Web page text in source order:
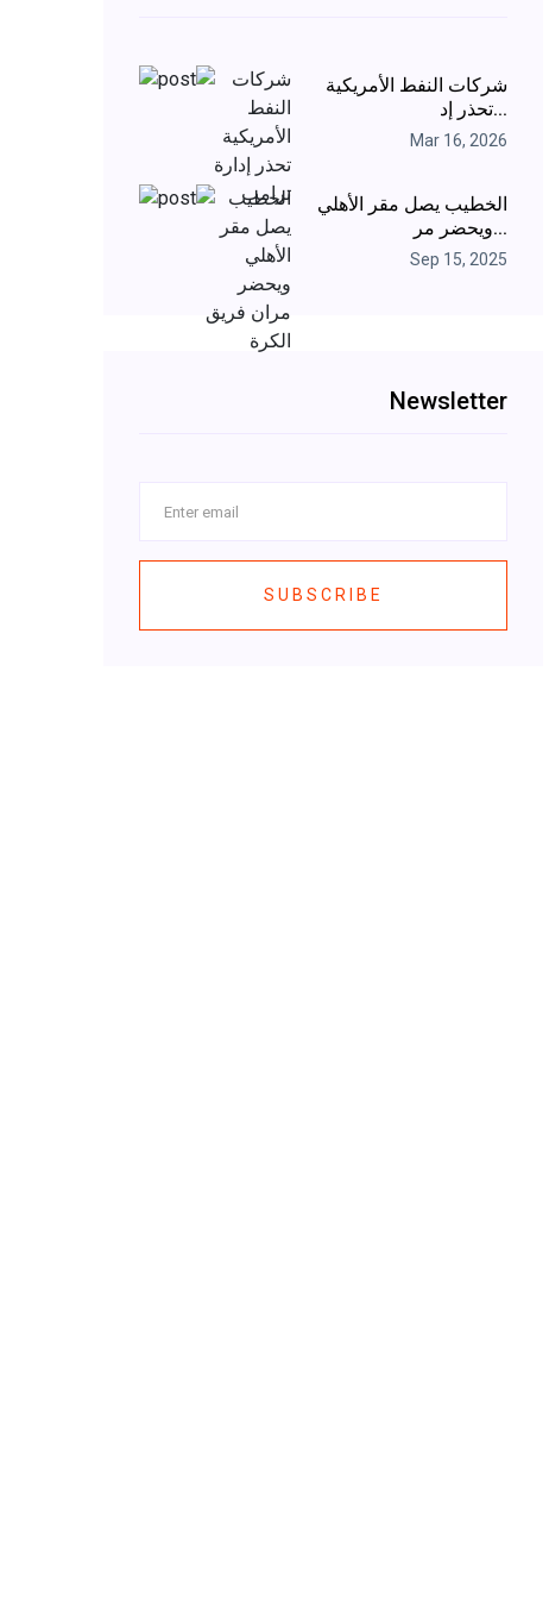
شركات النفط الأمريكية
تحذر إد...
Mar 16, 2026
الخطيب يصل مقر الأهلي
ويحضر مر...
Sep 15, 2025
Newsletter
SUBSCRIBE